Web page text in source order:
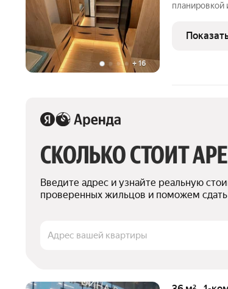
+ 16
планировкой
окнами в
Интерьер
СКОЛЬКО СТОИТ
Введите адрес и узнайте реальную
проверенных жильцов и поможем
Адрес вашей квартиры